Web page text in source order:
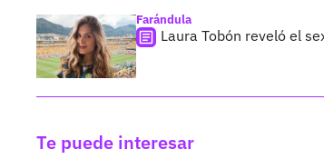
Farándula
Laura Tobón reveló el
Te puede interesar